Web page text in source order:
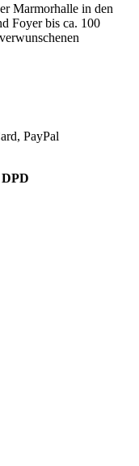
Marmorhalle in den
Foyer bis ca. 100
DPD